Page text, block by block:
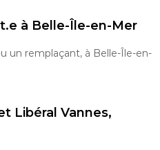
à Belle-Île-en-Mer
un remplaçant, à Belle-Île-en-
Libéral Vannes,